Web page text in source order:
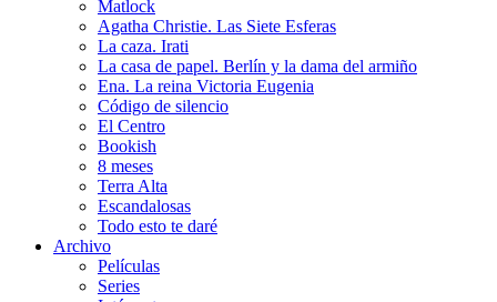
Matlock
Agatha Christie. Las Siete Esferas
La caza. Irati
La casa de papel. Berlín y la dama del armiño
Ena. La reina Victoria Eugenia
Código de silencio
El Centro
Bookish
8 meses
Terra Alta
Escandalosas
Todo esto te daré
Archivo
Películas
Series